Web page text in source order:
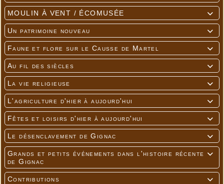

MOULIN À VENT / ÉCOMUSÉE

Un patrimoine nouveau

Faune et flore sur le Causse de Martel

Au fil des siècles

La vie religieuse

L'agriculture d'hier à aujourd'hui

Fêtes et loisirs d'hier à aujourd'hui

Le désenclavement de Gignac

Grands et petits événements dans l'histoire récente
de Gignac

Contributions